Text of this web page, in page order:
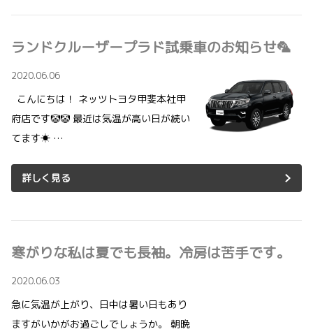
ランドクルーザープラド試乗車のお知らせ🦜
2020.06.06
こんにちは！ ネッツトヨタ甲斐本社甲
府店です🤡🤡 最近は気温が高い日が続い
てます☀ …
詳しく見る
寒がりな私は夏でも長袖。冷房は苦手です。
2020.06.03
急に気温が上がり、日中は暑い日もあり
ますがいかがお過ごしでしょうか。 朝晩